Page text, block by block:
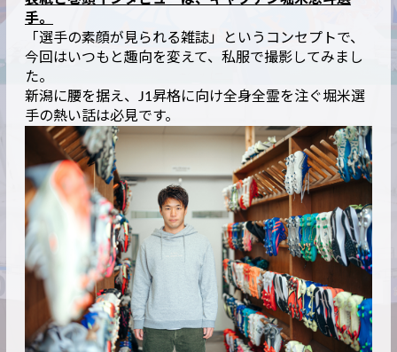
手。
「選手の素顔が見られる雑誌」というコンセプトで、
今回はいつもと趣向を変えて、私服で撮影してみまし
た。
新潟に腰を据え、J1昇格に向け全身全霊を注ぐ堀米選
手の熱い話は必見です。